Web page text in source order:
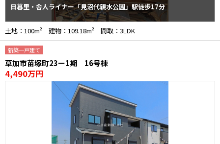
日暮里・舎人ライナー「見沼代親水公園」駅徒歩17分
土地：100m² 建物：109.18m² 間取：3LDK
新築一戸建て
草加市苗塚町23ー1期 16号棟
4,490万円